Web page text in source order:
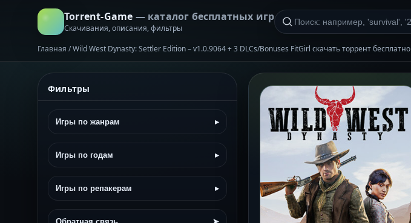
Torrent-Game — каталог бесплатных игр
Скачивания, описания, фильтры
Главная /Wild West Dynasty: Settler Edition – v1.0.9064 + 3 DLCs/Bonuses FitGirl скачать торрент бесплатно
Фильтры
Игры по жанрам ▸
Игры по годам ▸
Игры по репакерам ▸